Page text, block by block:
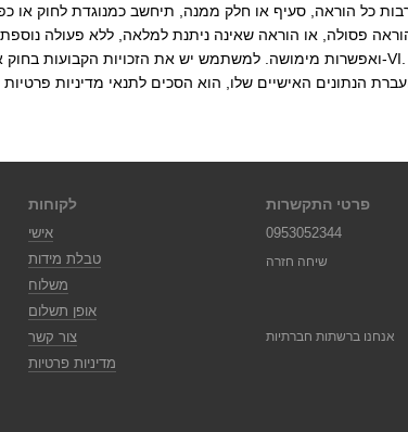
כל הוראה, סעיף או חלק ממנה, תיחשב כמנוגדת לחוק או
פסולה, או הוראה שאינה ניתנת למלאה, ללא פעולה
לקוחות
אישי
טבלת מידות
משלוח
אופן תשלום
צור קשר
מדיניות פרטיות
פרטי התקשרות
0953052344
שיחה חזרה
אנחנו ברשתות חברתיות